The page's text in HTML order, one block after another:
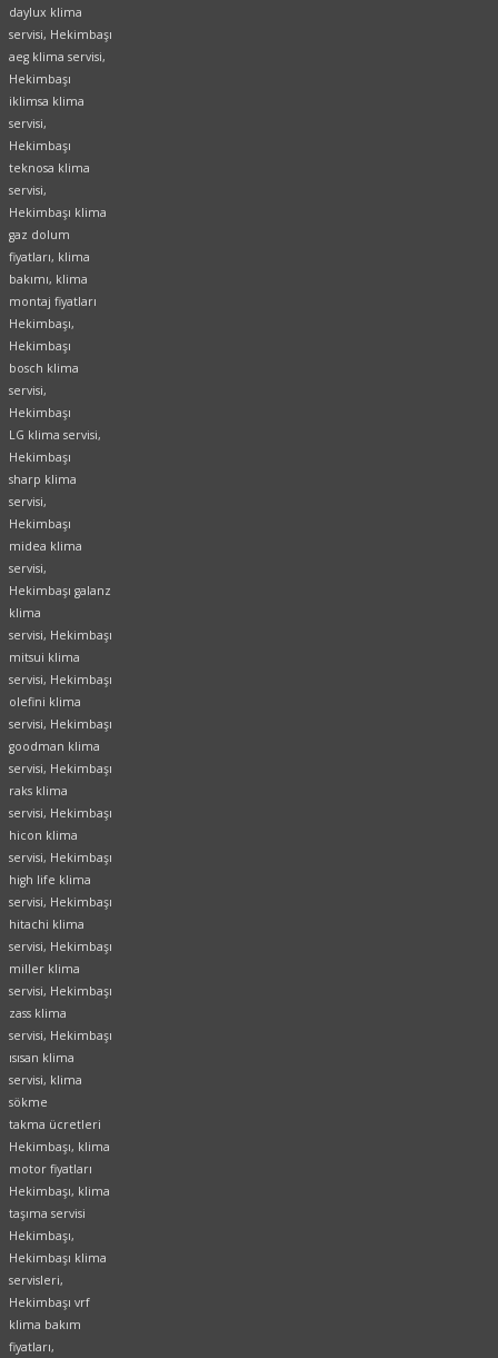
daylux klima
servisi, Hekimbaşı
aeg klima servisi,
Hekimbaşı
iklimsa klima
servisi,
Hekimbaşı
teknosa klima
servisi,
Hekimbaşı klima
gaz dolum
fiyatları, klima
bakımı, klima
montaj fiyatları
Hekimbaşı,
Hekimbaşı
bosch klima
servisi,
Hekimbaşı
LG klima servisi,
Hekimbaşı
sharp klima
servisi,
Hekimbaşı
midea klima
servisi,
Hekimbaşı galanz
klima
servisi, Hekimbaşı
mitsui klima
servisi, Hekimbaşı
olefini klima
servisi, Hekimbaşı
goodman klima
servisi, Hekimbaşı
raks klima
servisi, Hekimbaşı
hicon klima
servisi, Hekimbaşı
high life klima
servisi, Hekimbaşı
hitachi klima
servisi, Hekimbaşı
miller klima
servisi, Hekimbaşı
zass klima
servisi, Hekimbaşı
ısısan klima
servisi, klima
sökme
takma ücretleri
Hekimbaşı, klima
motor fiyatları
Hekimbaşı, klima
taşıma servisi
Hekimbaşı,
Hekimbaşı klima
servisleri,
Hekimbaşı vrf
klima bakım
fiyatları,